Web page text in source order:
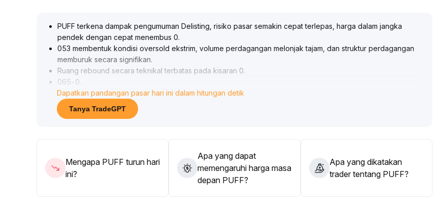
PUFF terkena dampak pengumuman Delisting, risiko pasar semakin cepat terlepas, harga dalam jangka
pendek dengan cepat menembus 0.
053 membentuk kondisi oversold ekstrim, volume perdagangan melonjak tajam, dan struktur perdagangan
memburuk secara signifikan.
Ruang rebound secara teknikal terbatas pada kisaran 0.
065-0
070, masih sulit membalikkan tekanan jual utama.
Inti dari penilaian: Seiring pasangan perdagangan di bursa utama segera dihentikan, risiko kekeringan
likuiditas dan hambatan penemuan nilai meningkat, tanpa pihak baru di luar bursa yang mengambil alih atau
Dapatkan pandangan pasar hari ini dalam hitungan detik
Tanya TradeGPT
Mengapa PUFF turun hari
ini?
Apa yang dapat
memengaruhi harga masa
depan PUFF?
Apa yang dikatakan
trader tentang PUFF?